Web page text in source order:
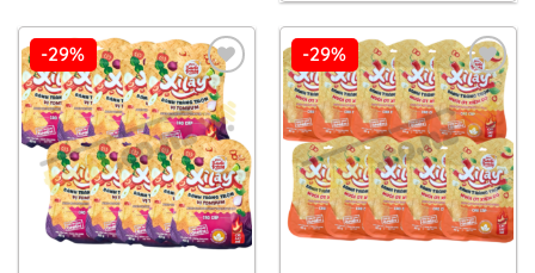
-29%
Add to
Wishlist
-29%
Add to
Wishlist